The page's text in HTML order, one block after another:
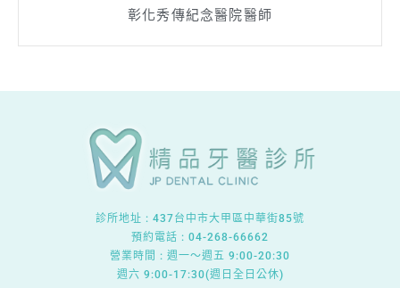
彰化秀傳紀念醫院醫師
診所地址 : 437台中市大甲區中華街85號
預約電話 : 04-268-66662
營業時間 : 週一～週五 9:00-20:30
週六 9:00-17:30(週日全日公休)